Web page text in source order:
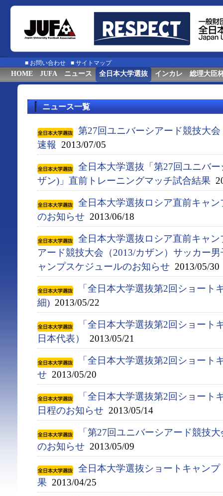
■ お問い合わせ ■ サイトマップ
HOME JUFA ニュース 全日本大学選抜 インカレ 総理大臣
ニュース一覧
第27回ユニバーシアード競技大
速報 2013/07/05
全日本大学選抜「第27回ユニバ
ザン)」直前トレーニングマッチ試合結果
全日本大学選抜ロシア​直前キャ
のお知​らせ 2013/06/18
全日本大学選抜ロシア直前キャ
アード競技大会（2013/カザン）サッカー
ャンプスケジュールのお知らせ 2013/05/30
「全日本大学選抜第2回ショート
細) 2013/05/22
「全日本大学選抜第2回ショート
日本代表）
2013/05/21
「全日本大学選抜第2回ショート
せ 2013/05/20
「全日本大学選抜第2回ショート
日程のお知らせ 2013/05/14
「第27回ユニバーシアード競技
のお知らせ 2013/05/09
全日本大学選抜ショートキャン
果 2013/04/25